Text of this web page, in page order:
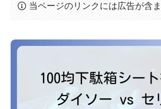
当ページのリンクには広告が含